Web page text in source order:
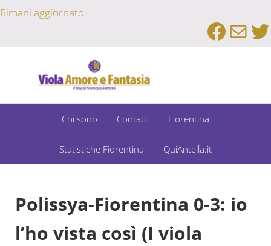
Passa al contenuto principale
Skip to after header navigation
Skip to site footer
Rimani aggiornato
Viola Amore e Fantasia
Chi sono Contatti Fiorentina
Statistiche Fiorentina QuiAntella.it
Polissya-Fiorentina 0-3: io
l’ho vista così (I viola